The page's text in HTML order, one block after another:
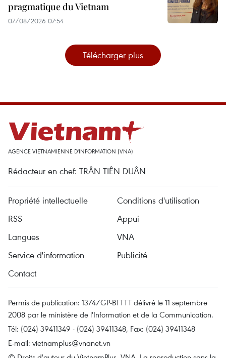
pragmatique du Vietnam
07/08/2026 07:54
Télécharger plus
AGENCE VIETNAMIENNE D'INFORMATION (VNA)
Rédacteur en chef: TRÂN TIÊN DUÂN
Propriété intellectuelle
Conditions d'utilisation
RSS
Appui
Langues
VNA
Service d'information
Publicité
Contact
Permis de publication: 1374/GP-BTTTT délivré le 11 septembre
2008 par le ministère de l'Information et de la Communication.
Tél: (024) 39411349 - (024) 39411348, Fax: (024) 39411348
E-mail: vietnamplus@vnanet.vn